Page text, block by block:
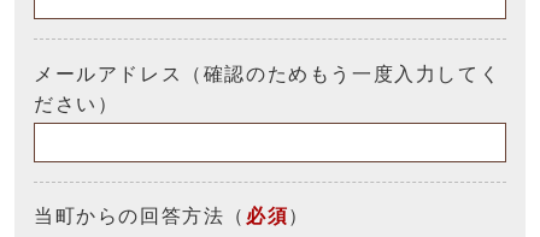
メールアドレス（確認のためもう一度入力してく
ださい）
当町からの回答方法 （ 必須）